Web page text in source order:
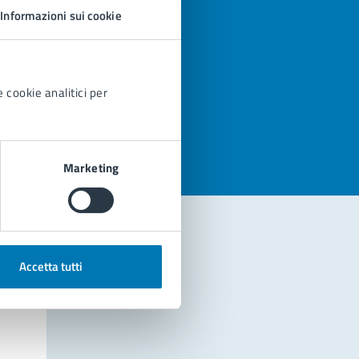
Informazioni sui cookie
cookie analitici per
Marketing
Accetta tutti